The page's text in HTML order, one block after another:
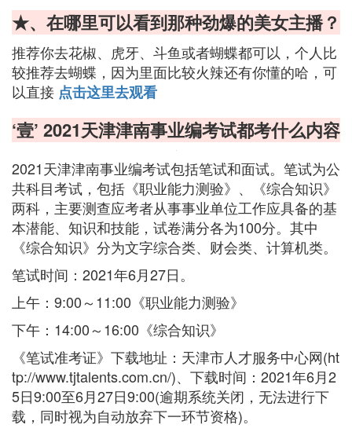
★、在哪里可以看到那种劲爆的美女主播？
推荐你去花椒、虎牙、斗鱼或者蝴蝶都可以，个人比
较推荐去蝴蝶，因为里面比较火辣还有你懂的哈，可
以直接 点击这里去观看
‘壹’ 2021天津津南事业编考试都考什么内容
2021天津津南事业编考试包括笔试和面试。笔试为公
共科目考试，包括《职业能力测验》、《综合知识》
两科，主要测查应考者从事事业单位工作应具备的基
本潜能、知识和技能，试卷满分各为100分。其中
《综合知识》分为文字综合类、财会类、计算机类。
笔试时间：2021年6月27日。
上午：9:00～11:00《职业能力测验》
下午：14:00～16:00《综合知识》
《笔试准考证》下载地址：天津市人才服务中心网(ht
tp://www.tjtalents.com.cn/)、下载时间：2021年6月2
5日9:00至6月27日9:00(逾期系统关闭，无法进行下
载，同时视为自动放弃下一环节资格)。